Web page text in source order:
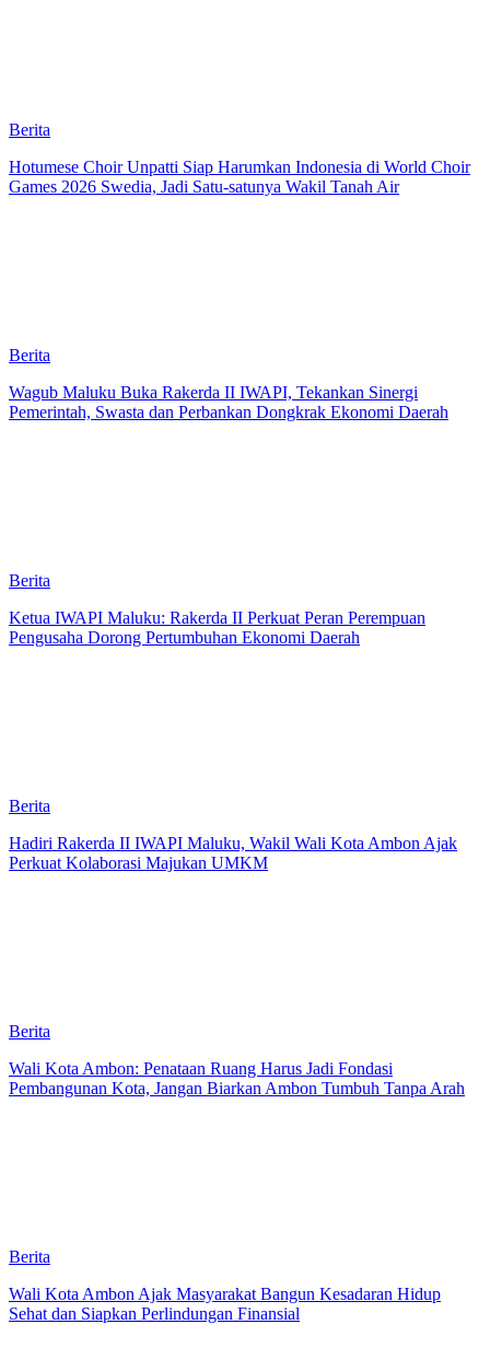
Berita
Hotumese Choir Unpatti Siap Harumkan Indonesia di World Choir
Games 2026 Swedia, Jadi Satu-satunya Wakil Tanah Air
Berita
Wagub Maluku Buka Rakerda II IWAPI, Tekankan Sinergi
Pemerintah, Swasta dan Perbankan Dongkrak Ekonomi Daerah
Berita
Ketua IWAPI Maluku: Rakerda II Perkuat Peran Perempuan
Pengusaha Dorong Pertumbuhan Ekonomi Daerah
Berita
Hadiri Rakerda II IWAPI Maluku, Wakil Wali Kota Ambon Ajak
Perkuat Kolaborasi Majukan UMKM
Berita
Wali Kota Ambon: Penataan Ruang Harus Jadi Fondasi
Pembangunan Kota, Jangan Biarkan Ambon Tumbuh Tanpa Arah
Berita
Wali Kota Ambon Ajak Masyarakat Bangun Kesadaran Hidup
Sehat dan Siapkan Perlindungan Finansial